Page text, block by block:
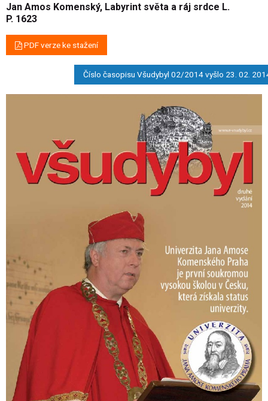
Jan Amos Komenský, Labyrint světa a ráj srdce L.
P. 1623
PDF verze ke stažení
Číslo časopisu Všudybyl 02/2014 vyšlo 23. 02.